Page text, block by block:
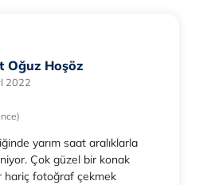
Oğuz Hoşöz
2022
yarım saat aralıklarla
Çok güzel bir konak
hariç fotoğraf çekmek